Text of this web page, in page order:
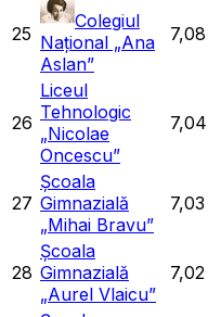
25
Colegiul
Național „Ana
Aslan”
7,08
26
Liceul
Tehnologic
„Nicolae
Oncescu”
7,04
27
Școala
Gimnazială
„Mihai Bravu”
7,03
28
Școala
Gimnazială
„Aurel Vlaicu”
7,02